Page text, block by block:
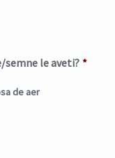
le aveti? *
de aer